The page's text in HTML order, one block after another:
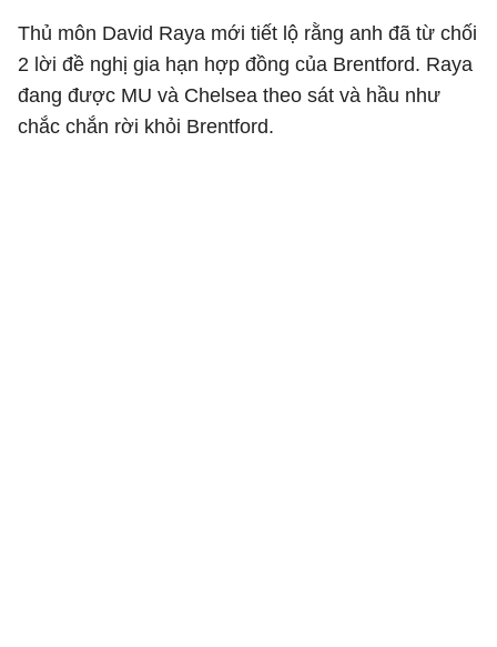
Thủ môn David Raya mới tiết lộ rằng anh đã từ chối
2 lời đề nghị gia hạn hợp đồng của Brentford. Raya
đang được MU và Chelsea theo sát và hầu như
chắc chắn rời khỏi Brentford.